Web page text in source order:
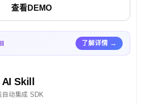
查看DEMO
了解详情 →
AI Skill
自动集成 SDK